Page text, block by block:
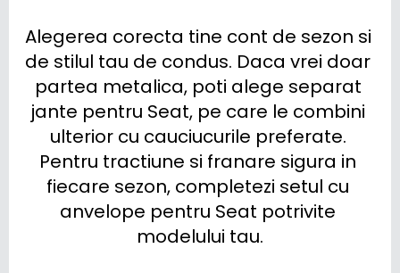
Alegerea corecta tine cont de sezon si
de stilul tau de condus. Daca vrei doar
partea metalica, poti alege separat
jante pentru Seat, pe care le combini
ulterior cu cauciucurile preferate.
Pentru tractiune si franare sigura in
fiecare sezon, completezi setul cu
anvelope pentru Seat potrivite
modelului tau.